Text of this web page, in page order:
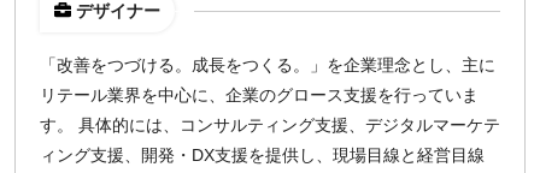
デザイナー
「改善をつづける。成長をつくる。」を企業理念とし、主に
リテール業界を中心に、企業のグロース支援を行っていま
す。 具体的には、コンサルティング支援、デジタルマーケテ
ィング支援、開発・DX支援を提供し、現場目線と経営目線